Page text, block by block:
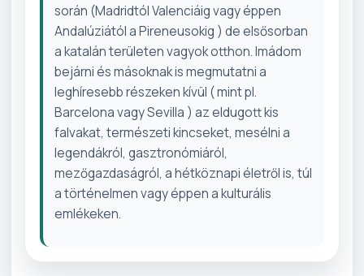
során (Madridtól Valenciáig vagy éppen
Andalúziától a Pireneusokig ) de elsősorban
a katalán területen vagyok otthon. Imádom
bejárni és másoknak is megmutatni a
leghíresebb részeken kívül ( mint pl.
Barcelona vagy Sevilla ) az eldugott kis
falvakat, természeti kincseket, mesélni a
legendákról, gasztronómiáról,
mezőgazdaságról, a hétköznapi életről is, túl
a történelmen vagy éppen a kulturális
emlékeken.